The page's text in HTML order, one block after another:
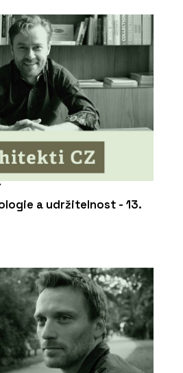
a udržitelnost - 13.